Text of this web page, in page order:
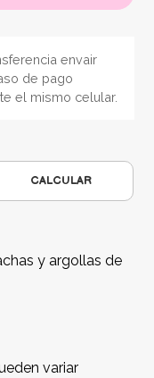
envair
de pago
el mismo celular.
CALCULAR
y argollas de
variar